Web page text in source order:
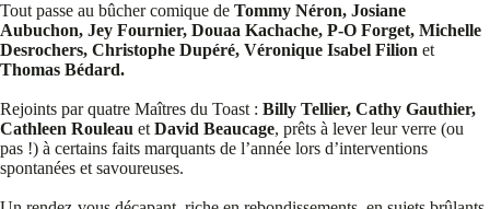
Tout passe au bûcher comique de Tommy Néron, Josiane
Aubuchon, Jey Fournier, Douaa Kachache, P-O Forget, Michelle
Desrochers, Christophe Dupéré, Véronique Isabel Filion et
Thomas Bédard.
Rejoints par quatre Maîtres du Toast : Billy Tellier, Cathy Gauthier,
Cathleen Rouleau et David Beaucage, prêts à lever leur verre (ou
pas !) à certains faits marquants de l’année lors d’interventions
spontanées et savoureuses.